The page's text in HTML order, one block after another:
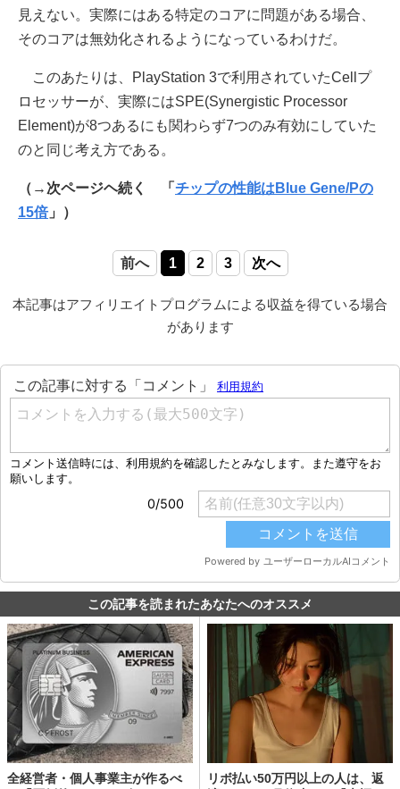
見えない。実際にはある特定のコアに問題がある場合、
そのコアは無効化されるようになっているわけだ。
このあたりは、PlayStation 3で利用されていたCellプ
ロセッサーが、実際にはSPE(Synergistic Processor
Element)が8つあるにも関わらず7つのみ有効にしていた
のと同じ考え方である。
（→次ページヘ続く 「 チップの性能はBlue Gene/Pの
15倍」）
前へ 1 2 3 次へ
本記事はアフィリエイトプログラムによる収益を得ている場合
があります
この記事を読まれたあなたへのオススメ
全経営者・個人事業主が作るべ
リボ払い50万円以上の人は、返